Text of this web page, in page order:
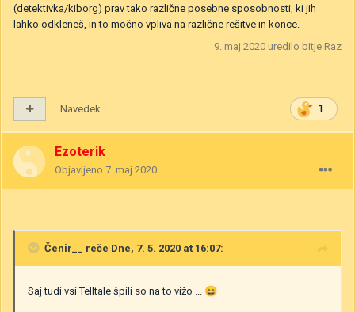
(detektivka/kiborg) prav tako različne posebne sposobnosti, ki jih
lahko odkleneš, in to močno vpliva na različne rešitve in konce.
9. maj 2020 uredilo bitje Raz
1
Navedek
Ezoterik
Objavljeno 7. maj 2020
Čenir__ reče Dne, 7. 5. 2020 at 16:07:
Saj tudi vsi Telltale špili so na to vižo ... 😄